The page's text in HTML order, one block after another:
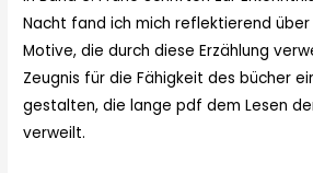
Nacht fand ich mich reflektierend über
Motive, die durch diese Erzählung
Zeugnis für die Fähigkeit des bücher
gestalten, die lange pdf dem Lesen
verweilt.